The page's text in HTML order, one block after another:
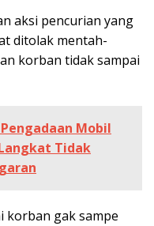
aksi pencurian yang
ditolak mentah-
korban tidak sampai
Mobil
Tidak
korban gak sampe